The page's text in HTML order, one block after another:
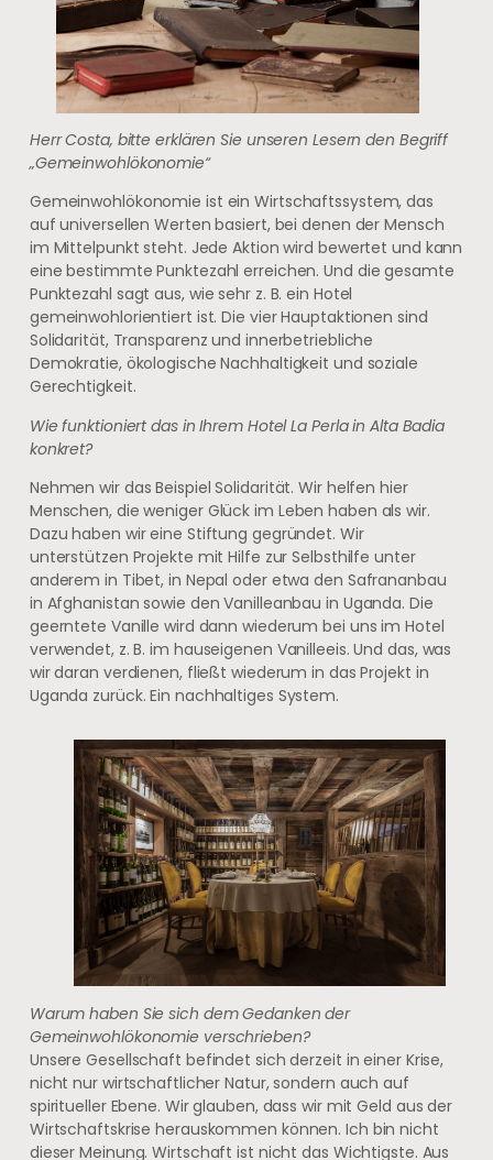
Herr Costa, bitte erklären Sie unseren Lesern den Begriff
„Gemeinwohlökonomie“
Gemeinwohlökonomie ist ein Wirtschaftssystem, das
auf universellen Werten basiert, bei denen der Mensch
im Mittelpunkt steht. Jede Aktion wird bewertet und kann
eine bestimmte Punktezahl erreichen. Und die gesamte
Punktezahl sagt aus, wie sehr z. B. ein Hotel
gemeinwohlorientiert ist. Die vier Hauptaktionen sind
Solidarität, Transparenz und innerbetriebliche
Demokratie, ökologische Nachhaltigkeit und soziale
Gerechtigkeit.
Wie funktioniert das in Ihrem Hotel La Perla in Alta Badia
konkret?
Nehmen wir das Beispiel Solidarität. Wir helfen hier
Menschen, die weniger Glück im Leben haben als wir.
Dazu haben wir eine Stiftung gegründet. Wir
unterstützen Projekte mit Hilfe zur Selbsthilfe unter
anderem in Tibet, in Nepal oder etwa den Safrananbau
in Afghanistan sowie den Vanilleanbau in Uganda. Die
geerntete Vanille wird dann wiederum bei uns im Hotel
verwendet, z. B. im hauseigenen Vanilleeis. Und das, was
wir daran verdienen, fließt wiederum in das Projekt in
Uganda zurück. Ein nachhaltiges System.
Warum haben Sie sich dem Gedanken der
Gemeinwohlökonomie verschrieben?
Unsere Gesellschaft befindet sich derzeit in einer Krise,
nicht nur wirtschaftlicher Natur, sondern auch auf
spiritueller Ebene. Wir glauben, dass wir mit Geld aus der
Wirtschaftskrise herauskommen können. Ich bin nicht
dieser Meinung. Wirtschaft ist nicht das Wichtigste. Aus